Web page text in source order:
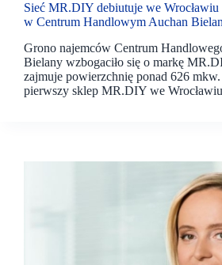
Sieć MR.DIY debiutuje we Wrocławiu
w Centrum Handlowym Auchan
Grono najemców Centrum
Bielany wzbogaciło się o markę
zajmuje powierzchnię ponad 626 mkw.
pierwszy sklep MR.DIY we